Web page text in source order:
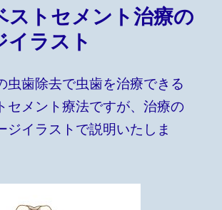
ストセメント治療の
イラスト
虫歯除去で虫歯を治療できる
セメント療法ですが、治療の
ジイラストで説明いたしま